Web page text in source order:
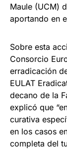
Maule (UCM)
aportando en
Sobre esta
Consorcio
erradicación
EULAT
decano de la
explicó que
curativa
en los casos
completa del